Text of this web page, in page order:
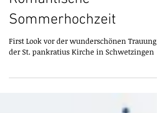
Romantische
Sommerhochzeit
First Look vor der wunderschönen Trauung